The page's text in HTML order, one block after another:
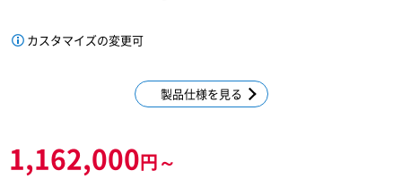
カスタマイズの変更可
製品仕様を見る
1,162,000円～